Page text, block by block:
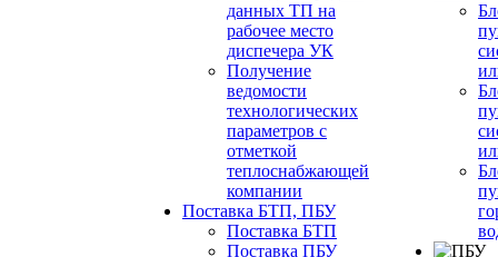
данных ТП на
рабочее место
диспечера УК
Получение
ведомости
технологических
параметров с
отметкой
теплоснабжающей
компании
Поставка БТП, ПБУ
Поставка БТП
Поставка ПБУ